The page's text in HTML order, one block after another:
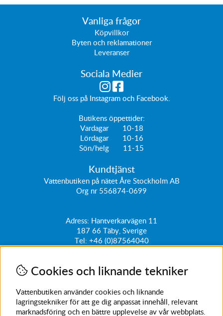
Vanliga frågor
Köpvillkor
Byten och reklamationer
Leveranser
Sociala Medier
Följ oss på Instagramoch Facebook
Butikens öppettider:
Vardagar 10-18
Lördagar 10-16
Sön/helg 11-15
Kundtjänst
Vattenbutiken på nätet Åre Stockholm AB
Org nr 556874-0699
Adress: Hantverkarvägen 11
187 66 Täby, Sverige
Tel: +46 (0)87564040
kundtjanst@vattenbutiken.se
Få vårt nyhetsbrev
Ange din e-post nedan för att ta del av nyheter och
erbjudanden
Cookies och liknande tekniker
Vattenbutiken använder cookies och liknande
lagringstekniker för att ge dig anpassat innehåll, relevant
marknadsföring och en bättre upplevelse av vår webbplats.